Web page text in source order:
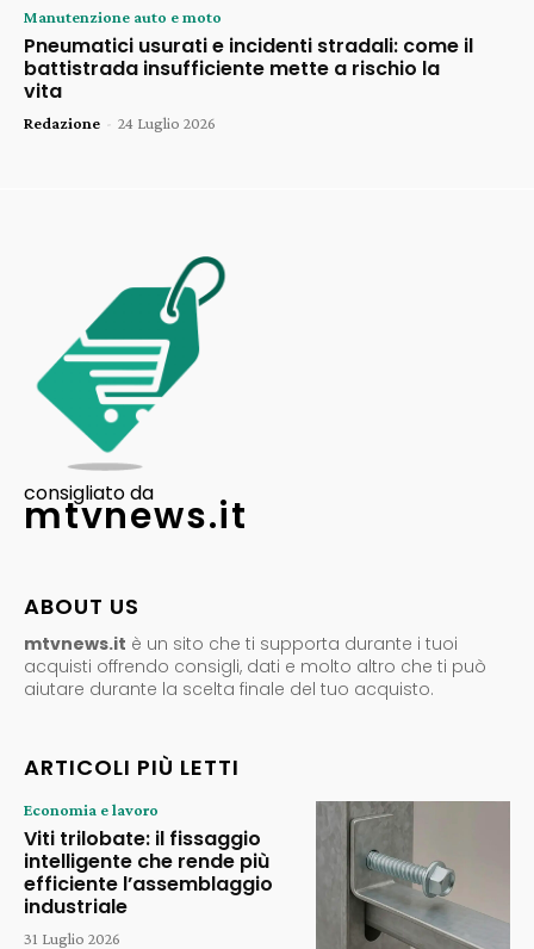
Manutenzione auto e moto
Pneumatici usurati e incidenti stradali: come il
battistrada insufficiente mette a rischio la
vita
Redazione - 24 Luglio 2026
consigliato da
mtvnews.it
ABOUT US
mtvnews.it è un sito che ti supporta durante i tuoi
acquisti offrendo consigli, dati e molto altro che ti può
aiutare durante la scelta finale del tuo acquisto.
ARTICOLI PIÙ LETTI
Economia e lavoro
Viti trilobate: il fissaggio
intelligente che rende più
efficiente l’assemblaggio
industriale
31 Luglio 2026